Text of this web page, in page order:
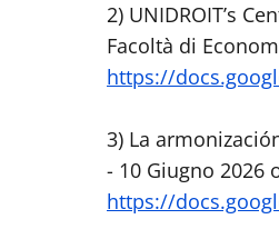
2) UNIDROIT’s
Facoltà di
https://
3) La
- 10 Giugno 2026
https://